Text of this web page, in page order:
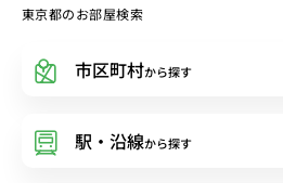
東京都のお部屋検索
市区町村から探す
駅・沿線から探す